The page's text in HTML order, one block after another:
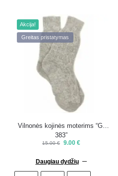
Akcija!
Greitas pristatymas
Vilnonės kojinės moterims “G-
383”
15.00€ 9.00 €
Daugiau dydžių